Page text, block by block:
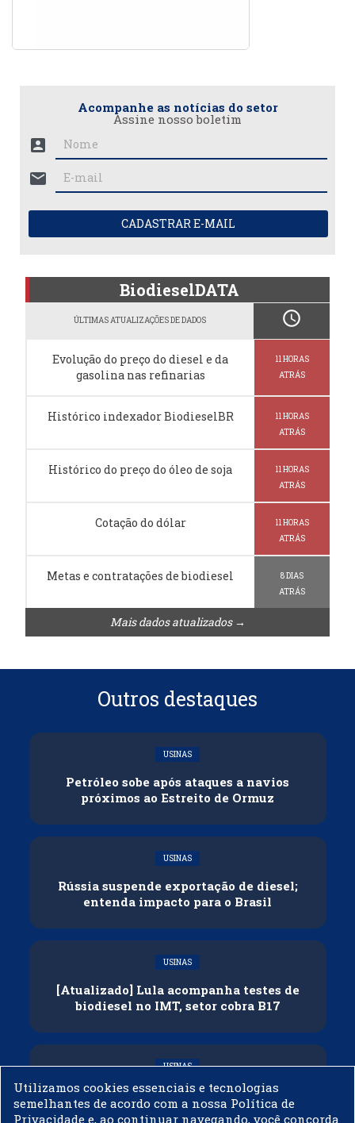
Acompanhe as notícias do setor
Assine nosso boletim
account_box
mail
CADASTRAR E-MAIL
BiodieselDATA
ÚLTIMAS ATUALIZAÇÕES DE DADOS schedule
Evolução do preço do diesel e da
gasolina nas refinarias
11 HORAS
ATRÁS
Histórico indexador BiodieselBR
11 HORAS
ATRÁS
Histórico do preço do óleo de soja
11 HORAS
ATRÁS
Cotação do dólar
11 HORAS
ATRÁS
Metas e contratações de biodiesel
8 DIAS
ATRÁS
Mais dados atualizados →
Outros destaques
USINAS
Petróleo sobe após ataques a navios
próximos ao Estreito de Ormuz
USINAS
Rússia suspende exportação de diesel;
entenda impacto para o Brasil
USINAS
[Atualizado] Lula acompanha testes de
biodiesel no IMT, setor cobra B17
USINAS
Governo adia reunião sobre mistura de
etanol na gasolina
Utilizamos cookies essenciais e tecnologias
semelhantes de acordo com a nossa Política de
Privacidade e, ao continuar navegando, você concorda